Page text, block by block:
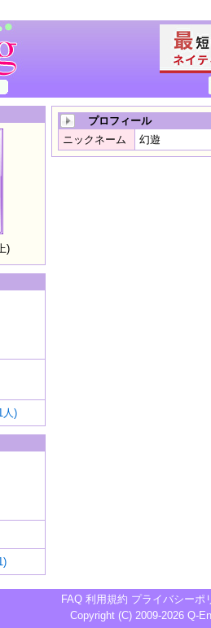
)
人)
プロフィール
ニックネーム
幻遊
FAQ 利用規約 プライバシーポ
Copyright (C) 2009-2026 Q-